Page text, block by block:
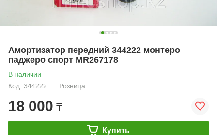
Амортизатор передний 344222 монтеро
паджеро спорт MR267178
В наличии
Код: 344222
Розница
18 000 ₸
Купить